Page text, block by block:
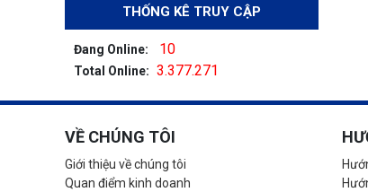
THỐNG KÊ TRUY CẬP
Đang Online: 10
Total Online: 3.377.271
VỀ CHÚNG TÔI
Giới thiệu về chúng tôi
Quan điểm kinh doanh